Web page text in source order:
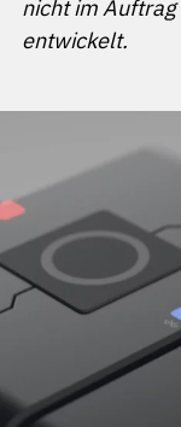
nicht im
entwickelt.